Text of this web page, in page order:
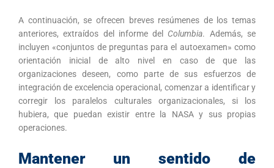
A continuación, se ofrecen breves resúmenes de los temas
anteriores, extraídos del informe del Columbia. Además, se
incluyen «conjuntos de preguntas para el autoexamen» como
orientación inicial de alto nivel en caso de que las
organizaciones deseen, como parte de sus esfuerzos de
integración de excelencia operacional, comenzar a identificar y
corregir los paralelos culturales organizacionales, si los
hubiera, que puedan existir entre la NASA y sus propias
operaciones.
Mantener un sentido de